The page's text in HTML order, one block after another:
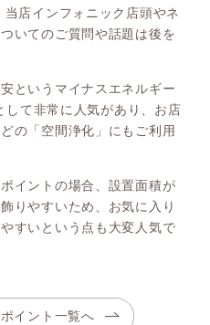
店インフォニック店頭やネ
いてのご質問や話題は後を
というマイナスエネルギー
して非常に人気があり、お店
の「空間浄化」にもご利用
イントの場合、設置面積が
りやすいため、お気に入り
すいという点も大変人気で
イント一覧へ